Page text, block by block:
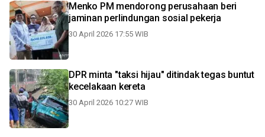
Menko PM mendorong perusahaan beri
jaminan perlindungan sosial pekerja
30 April 2026 17:55 WIB
DPR minta "taksi hijau" ditindak tegas buntut
kecelakaan kereta
30 April 2026 10:27 WIB